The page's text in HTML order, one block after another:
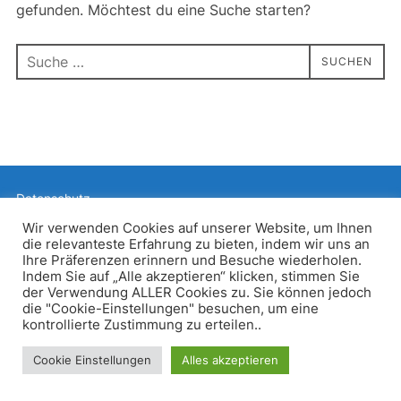
gefunden. Möchtest du eine Suche starten?
Suchen
nach:
SUCHEN
Datenschutz
Inspiro WordPress Theme von WPZOOM
Wir verwenden Cookies auf unserer Website, um Ihnen
die relevanteste Erfahrung zu bieten, indem wir uns an
Ihre Präferenzen erinnern und Besuche wiederholen.
Indem Sie auf „Alle akzeptieren“ klicken, stimmen Sie
der Verwendung ALLER Cookies zu. Sie können jedoch
die "Cookie-Einstellungen" besuchen, um eine
kontrollierte Zustimmung zu erteilen..
Cookie Einstellungen Alles akzeptieren